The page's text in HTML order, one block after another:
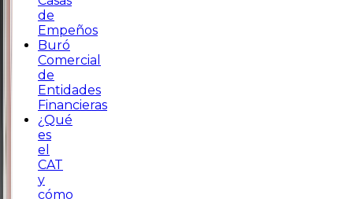
de
Empeños
Buró
Comercial
de
Entidades
Financieras
¿Qué
es
el
CAT
y
cómo